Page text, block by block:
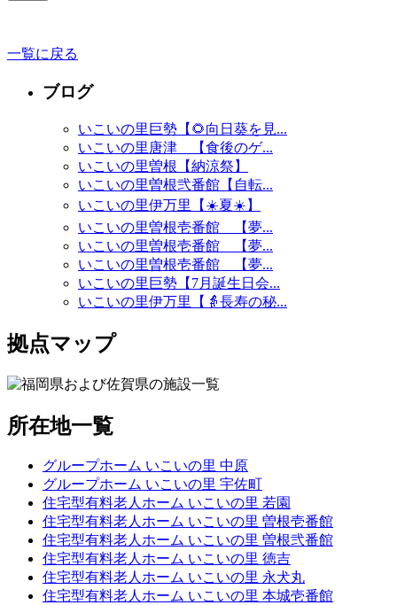
一覧に戻る
ブログ
いこいの里巨勢【🌻向日葵を見...
いこいの里唐津 【食後のゲ...
いこいの里曽根【納涼祭】
いこいの里曽根弐番館【自転...
いこいの里伊万里【☀️夏☀️】
いこいの里曽根壱番館 【夢...
いこいの里曽根壱番館 【夢...
いこいの里曽根壱番館 【夢...
いこいの里巨勢【7月誕生日会...
いこいの里伊万里【👵長寿の秘...
拠点マップ
所在地一覧
グループホーム いこいの里 中原
グループホーム いこいの里 宇佐町
住宅型有料老人ホーム いこいの里 若園
住宅型有料老人ホーム いこいの里 曽根壱番館
住宅型有料老人ホーム いこいの里 曽根弐番館
住宅型有料老人ホーム いこいの里 徳吉
住宅型有料老人ホーム いこいの里 永犬丸
住宅型有料老人ホーム いこいの里 本城壱番館